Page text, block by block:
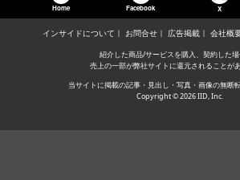
Home Facebook X
インサイドについて お問合せ 広告掲載 会社概
紹介した商品/サービスを購入、契約した場
売上の一部が弊社サイトに還元されることがあ
当サイトに掲載の記事・見出し・写真・画像の無断
Copyright © 2026 IID, Inc.